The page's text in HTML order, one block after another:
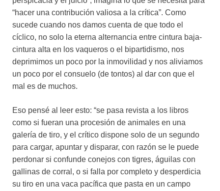
“hacer una contribución valiosa a la crítica”. Como
sucede cuando nos damos cuenta de que todo el
cíclico, no solo la eterna alternancia entre cintura baja-
cintura alta en los vaqueros o el bipartidismo, nos
deprimimos un poco por la inmovilidad y nos aliviamos
un poco por el consuelo (de tontos) al dar con que el
mal es de muchos.
Eso pensé al leer esto: “se pasa revista a los libros
como si fueran una procesión de animales en una
galería de tiro, y el crítico dispone solo de un segundo
para cargar, apuntar y disparar, con razón se le puede
perdonar si confunde conejos con tigres, águilas con
gallinas de corral, o si falla por completo y desperdicia
su tiro en una vaca pacífica que pasta en un campo